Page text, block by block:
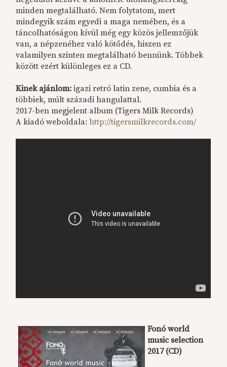
minden megtalálható. Nem folytatom, mert
mindegyik szám egyedi a maga nemében, és a
táncolhatóságon kívül még egy közös jellemzőjük
van, a népzenéhez való kötődés, hiszen ez
valamilyen szinten megtalálható bennünk. Többek
között ezért különleges ez a CD.
Kinek ajánlom:igazi retró latin zene, cumbia és a
többiek, múlt századi hangulattal.
2017-ben megjelent album (Tigers Milk Records)
A kiadó weboldala:http://tigersmilkrecords.com/
Fonó world
music selection
2017 (CD)